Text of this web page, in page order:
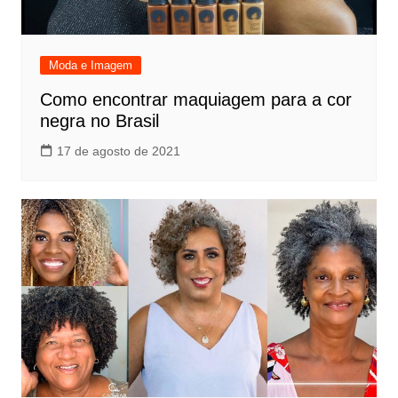
Moda e Imagem
Como encontrar maquiagem para a cor
negra no Brasil
17 de agosto de 2021